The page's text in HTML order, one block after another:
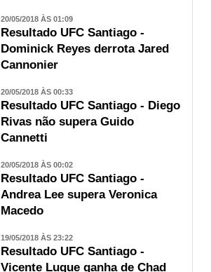
20/05/2018 ÀS 01:09
Resultado UFC Santiago -
Dominick Reyes derrota Jared
Cannonier
20/05/2018 ÀS 00:33
Resultado UFC Santiago - Diego
Rivas não supera Guido
Cannetti
20/05/2018 ÀS 00:02
Resultado UFC Santiago -
Andrea Lee supera Veronica
Macedo
19/05/2018 ÀS 23:22
Resultado UFC Santiago -
Vicente Luque ganha de Chad